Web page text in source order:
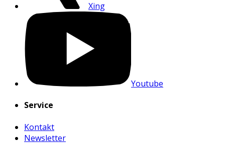
Xing
Youtube
Service
Kontakt
Newsletter